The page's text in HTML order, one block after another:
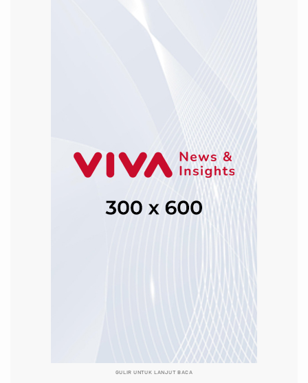
GULIR UNTUK LANJUT BACA